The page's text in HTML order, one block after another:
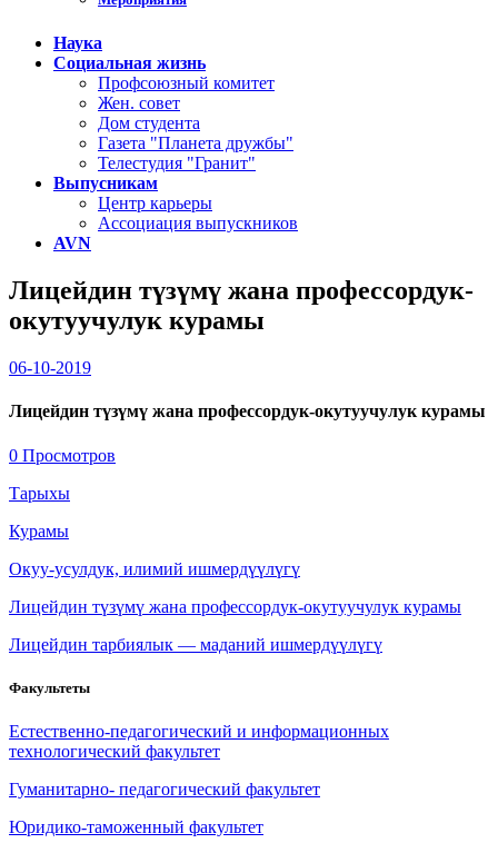
Наука
Социальная жизнь
Профсоюзный комитет
Жен. совет
Дом студента
Газета "Планета дружбы"
Телестудия "Гранит"
Выпусникам
Центр карьеры
Ассоциация выпускников
AVN
Лицейдин түзүмү жана профессордук-
окутуучулук курамы
06-10-2019
Лицейдин түзүмү жана профессордук-окутуучулук курамы
0 Просмотров
Тарыхы
Курамы
Окуу-усулдук, илимий ишмердүүлүгү
Лицейдин түзүмү жана профессордук-окутуучулук курамы
Лицейдин тарбиялык — маданий ишмердүүлүгү
Факультеты
Естественно-педагогический и информационных
технологический факультет
Гуманитарно- педагогический факультет
Юридико-таможенный факультет